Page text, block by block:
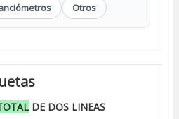
Otros
DE DOS LINEAS